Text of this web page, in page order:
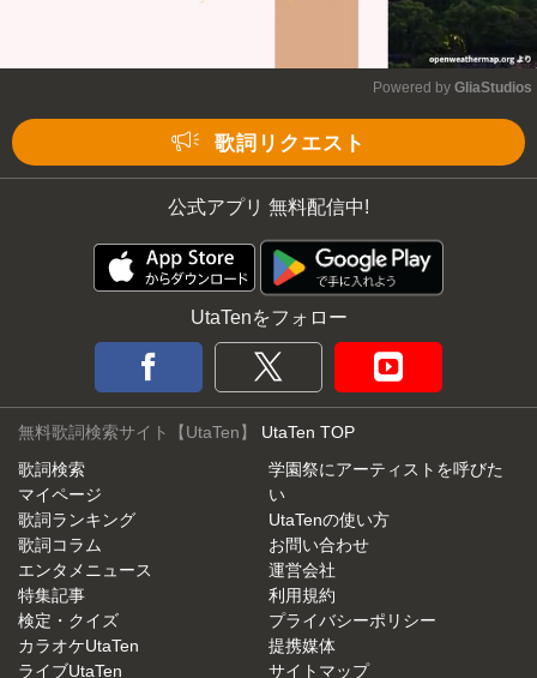
Powered by GliaStudios
歌詞リクエスト
公式アプリ 無料配信中!
UtaTenをフォロー
無料歌詞検索サイト【UtaTen】 UtaTen TOP
歌詞検索
マイページ
歌詞ランキング
歌詞コラム
エンタメニュース
特集記事
検定・クイズ
カラオケUtaTen
ライブUtaTen
学園祭にアーティストを呼びた
い
UtaTenの使い方
お問い合わせ
運営会社
利用規約
プライバシーポリシー
提携媒体
サイトマップ